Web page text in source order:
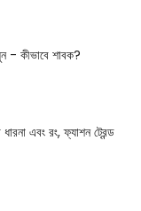
- কীভাবে শাবক?
এবং রং, ফ্যাশন ট্রেন্ড